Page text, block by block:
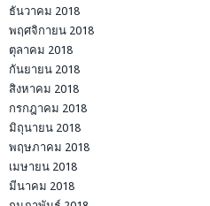
ธันวาคม 2018
พฤศจิกายน 2018
ตุลาคม 2018
กันยายน 2018
สิงหาคม 2018
กรกฎาคม 2018
มิถุนายน 2018
พฤษภาคม 2018
เมษายน 2018
มีนาคม 2018